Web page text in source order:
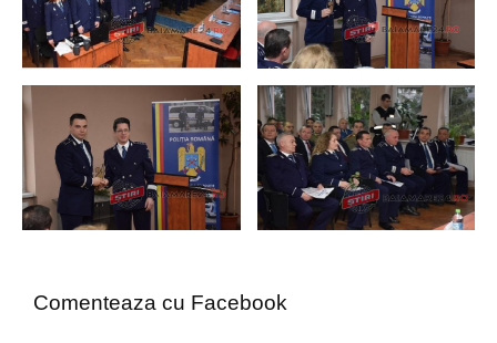
Comenteaza cu Facebook